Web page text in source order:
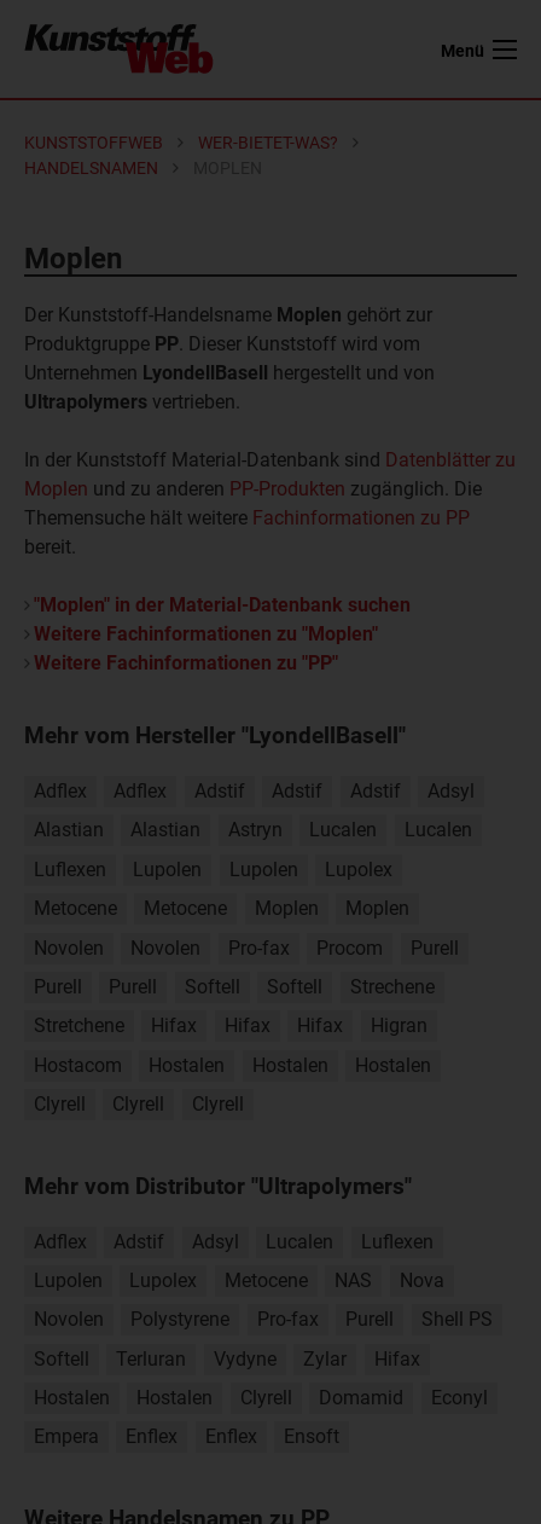
Menü
KUNSTSTOFFWEB
WER-BIETET-WAS?
HANDELSNAMEN
Moplen
Der Kunststoff-Handelsname Moplen gehört zur
Produktgruppe PP. Dieser Kunststoff wird vom
Unternehmen LyondellBasell hergestellt und von
Ultrapolymers vertrieben.
In der Kunststoff Material-Datenbank sind Datenblätter zu
Moplen und zu anderen PP-Produkten zugänglich. Die
Themensuche hält weitere Fachinformationen zu PP
bereit.
"Moplen" in der Material-Datenbank suchen
Weitere Fachinformationen zu "Moplen"
Weitere Fachinformationen zu "PP"
Mehr vom Hersteller "LyondellBasell"
Adflex Adflex Adstif Adstif Adstif
Adsyl
Alastian
Alastian Astryn Lucalen
Lucalen
Luflexen
Lupolen Lupolen
Lupolex
Metocene
Metocene Moplen
Moplen
Novolen
Novolen Pro-fax Procom
Purell
Purell
Purell Softell Softell
Strechene
Stretchene
Hifax Hifax Hifax
Higran
Hostacom
Hostalen Hostalen
Hostalen
Clyrell
Clyrell Clyrell
Mehr vom Distributor "Ultrapolymers"
Adflex Adstif Adsyl Lucalen
Luflexen
Lupolen
Lupolex Metocene NAS
Nova
Novolen
Polystyrene Pro-fax Purell
Shell PS
Softell
Terluran Vydyne Zylar
Hifax
Hostalen
Hostalen Clyrell Domamid
Econyl
Empera
Enflex Enflex Ensoft
Weitere Handelsnamen zu PP